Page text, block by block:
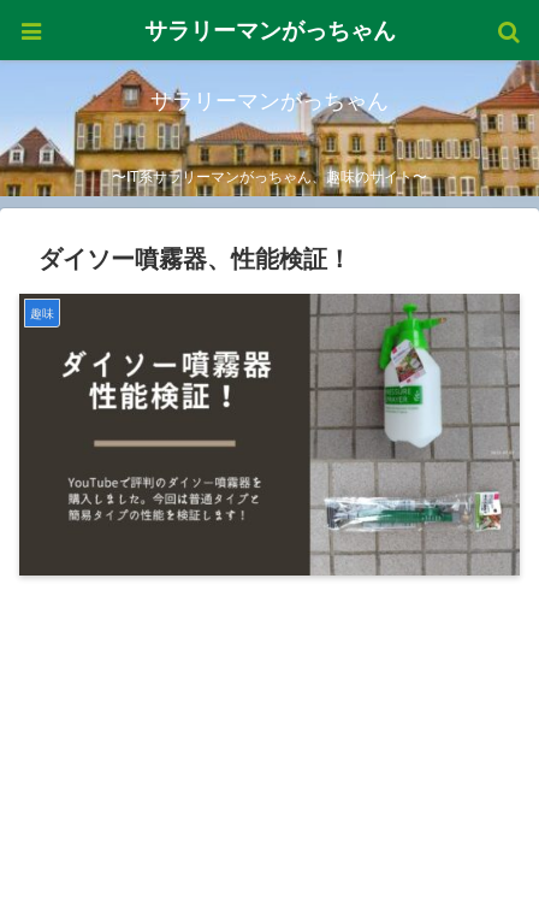
サラリーマンがっちゃん
〜IT系サラリーマンがっちゃん、趣味のサイト〜
ダイソー噴霧器、性能検証！
趣味
サラリーマンがっちゃん